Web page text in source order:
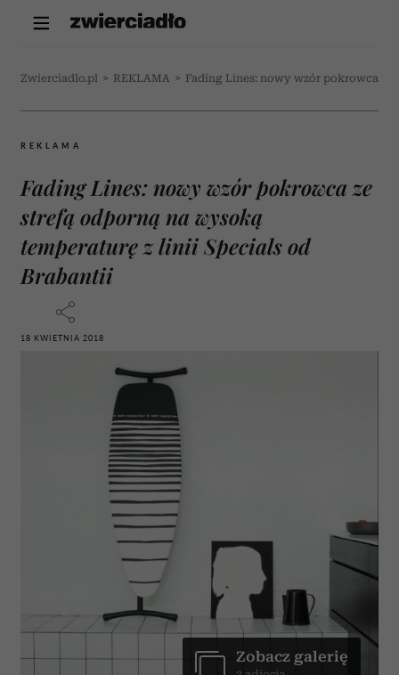
Zwierciadlo.pl > REKLAMA > Fading Lines: nowy wzór pokrowca
REKLAMA
Fading Lines: nowy wzór pokrowca ze
strefą odporną na wysoką
temperaturę z linii Specials od
Brabantii
18 KWIETNIA 2018
Zobacz galerię